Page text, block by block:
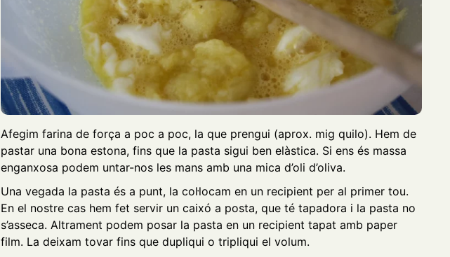
Afegim farina de força a poc a poc, la que prengui (aprox. mig quilo). Hem de
pastar una bona estona, fins que la pasta sigui ben elàstica. Si ens és massa
enganxosa podem untar-nos les mans amb una mica d’oli d’oliva.
Una vegada la pasta és a punt, la col·locam en un recipient per al primer tou.
En el nostre cas hem fet servir un caixó a posta, que té tapadora i la pasta no
s’asseca. Altrament podem posar la pasta en un recipient tapat amb paper
film. La deixam tovar fins que dupliqui o tripliqui el volum.